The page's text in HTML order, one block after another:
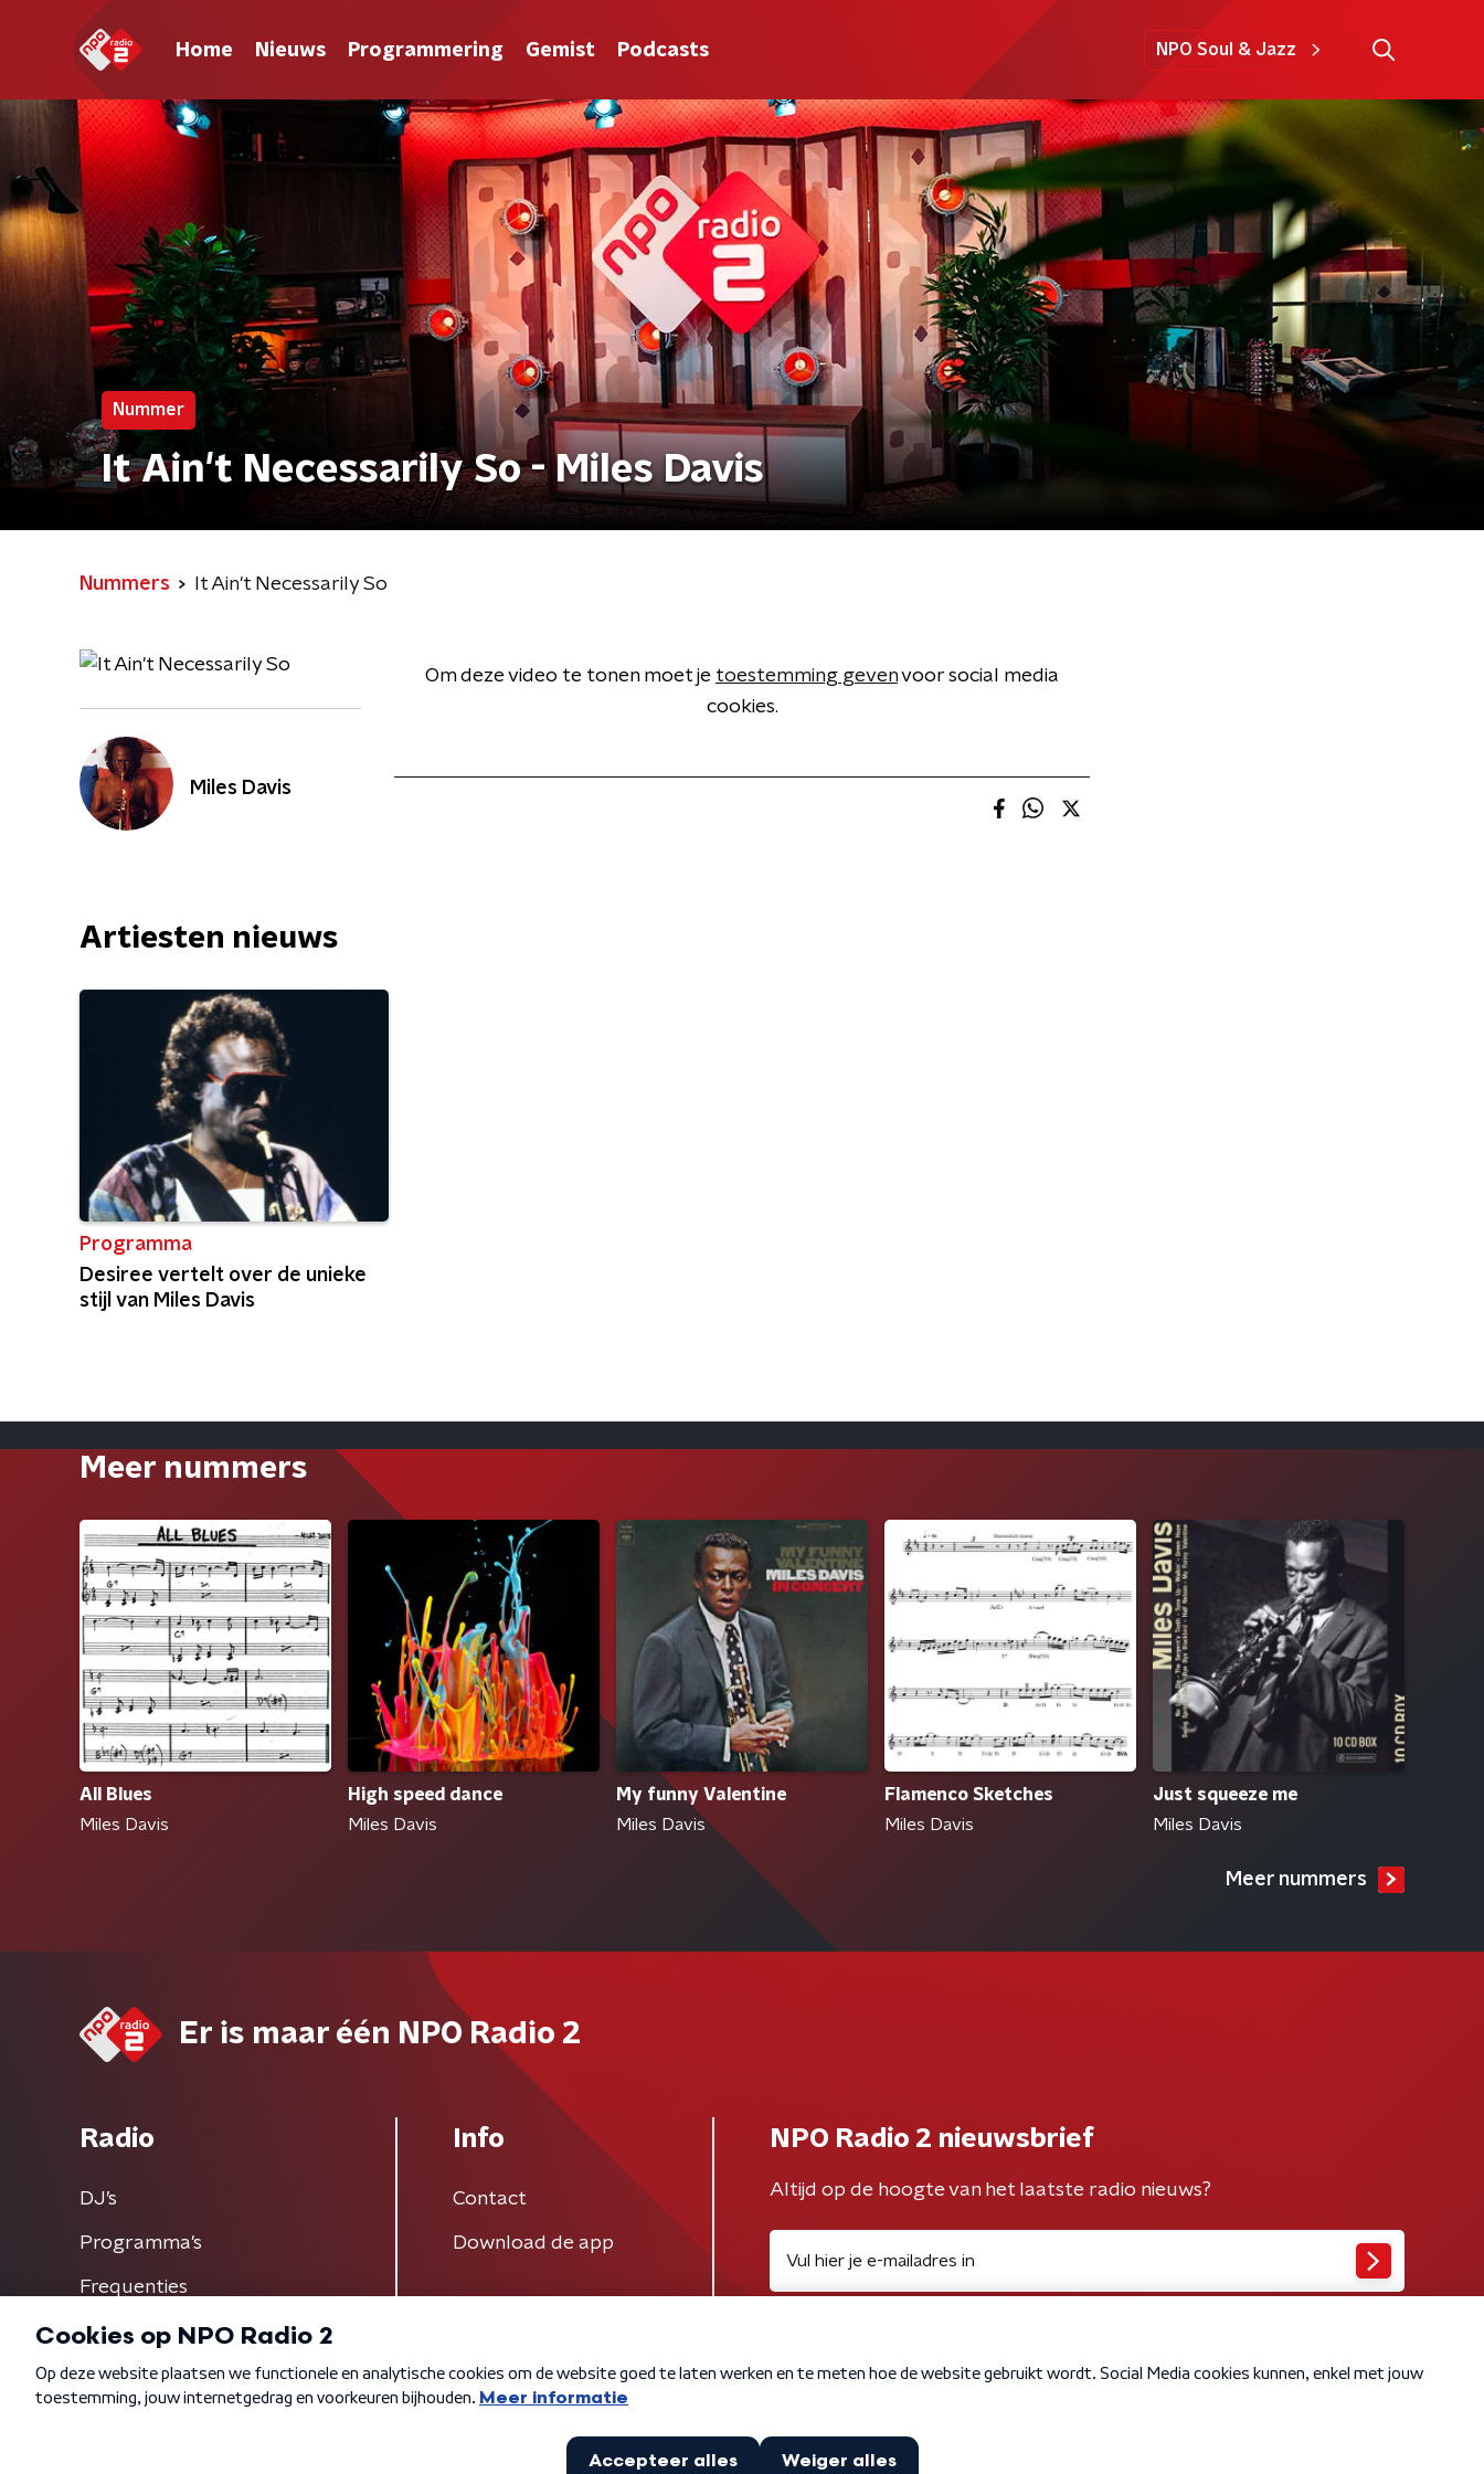
Home Nieuws Programmering Gemist Podcasts NPO Soul & Jazz
Nummer
It Ain't Necessarily So - Miles Davis
Nummers It Ain't Necessarily So
Miles Davis
Om deze video te tonen moet je toestemming gevenvoor social media
cookies.
Artiesten nieuws
Programma
Desiree vertelt over de unieke
stijl van Miles Davis
Meer nummers
All Blues
Miles Davis
High speed dance
Miles Davis
My funny Valentine
Miles Davis
Flamenco Sketches
Miles Davis
Just squeeze me
Miles Davis
Meer nummers
Er is maar één NPO Radio 2
Radio
DJ’s
Programma's
Frequenties
Info
Contact
Download de app
NPO Radio 2 nieuwsbrief
Altijd op de hoogte van het laatste radio nieuws?
Algemene voorwaarden Privacybeleid